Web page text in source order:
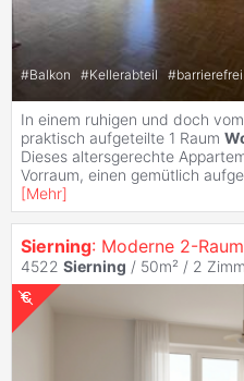
#Balkon #Kellerabteil #barrierefrei
In einem ruhigen und doch
praktisch aufgeteilte 1 Raum
Dieses altersgerechte
Vorraum, einen gemütlich
[Mehr]
Sierning: Moderne 2-
4522 Sierning / 50m² / 2